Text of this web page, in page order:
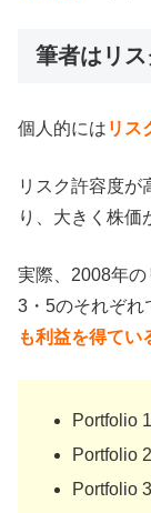
筆者はリ
個人的には リス
リスク許容度が
り、大きく株価
実際、2008年の
3・5のそれぞれ
も利益を得てい
Portfolio
Portfolio
Portfolio